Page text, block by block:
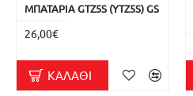
ΜΠΑΤΑΡΙΑ GTZ5S (YTZ5S) GS
26,00€
ΚΑΛΆΘΙ